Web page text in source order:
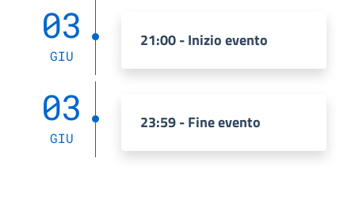
03
GIU
21:00 - Inizio evento
03
GIU
23:59 - Fine evento